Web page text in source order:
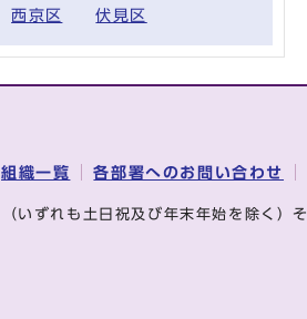
西京区 伏見区
組織一覧 各部署へのお問い合わせ
（いずれも土日祝及び年末年始を除く）そ